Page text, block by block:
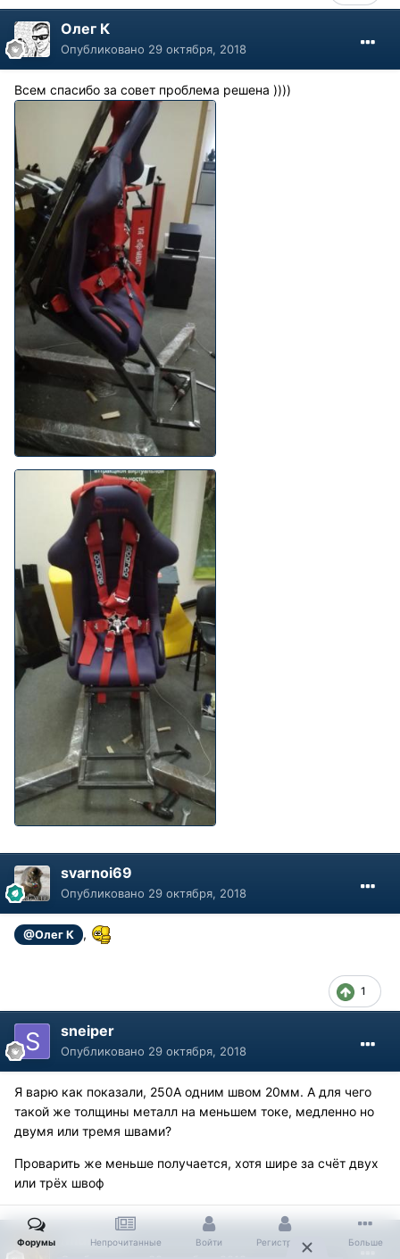
Олег К
Опубликовано 29 октября, 2018
Всем спасибо за совет проблема решена ))))
svarnoi69
Опубликовано 29 октября, 2018
@Олег К ,
1
sneiper
Опубликовано 29 октября, 2018
Я варю как показали, 250А одним швом 20мм. А для чего
такой же толщины металл на меньшем токе, медленно но
двумя или тремя швами?
Проварить же меньше получается, хотя шире за счёт двух
или трёх швоф
midtower
Форумы Непрочитанные Войти Регистрация Больше